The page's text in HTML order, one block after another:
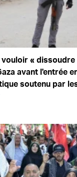
« dissoudre
avant l'entrée
soutenu par